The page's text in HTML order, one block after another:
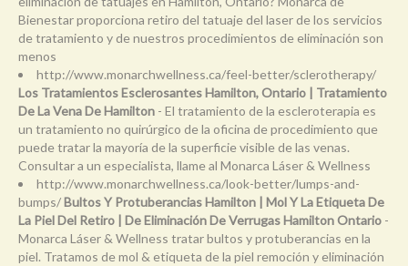
Bienestar proporciona retiro del tatuaje del laser de los servicios
de tratamiento y de nuestros procedimientos de eliminación son
menos
http://www.monarchwellness.ca/feel-better/sclerotherapy/
Los Tratamientos Esclerosantes Hamilton, Ontario | Tratamiento
De La Vena De Hamilton - El tratamiento de la escleroterapia es
un tratamiento no quirúrgico de la oficina de procedimiento que
puede tratar la mayoría de la superficie visible de las venas.
Consultar a un especialista, llame al Monarca Láser & Wellness
http://www.monarchwellness.ca/look-better/lumps-and-
bumps/Bultos Y Protuberancias Hamilton | Mol Y La Etiqueta De
La Piel Del Retiro | De Eliminación De Verrugas Hamilton Ontario -
Monarca Láser & Wellness tratar bultos y protuberancias en la
piel. Tratamos de mol & etiqueta de la piel remoción y eliminación